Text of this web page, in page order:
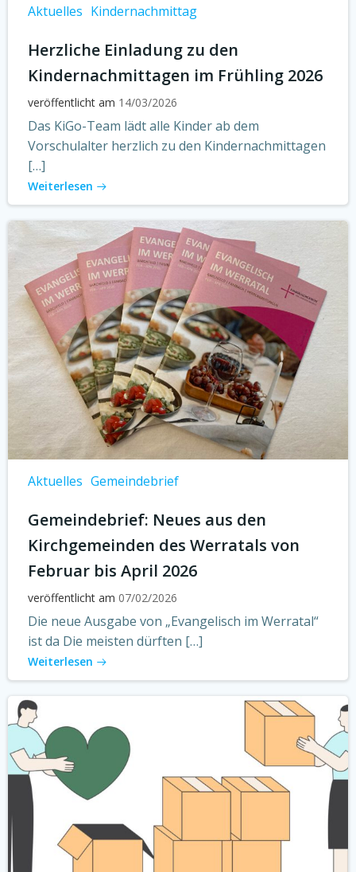
Aktuelles Kindernachmittag
Herzliche Einladung zu den
Kindernachmittagen im Frühling 2026
veröffentlicht am 14/03/2026
Das KiGo-Team lädt alle Kinder ab dem
Vorschulalter herzlich zu den Kindernachmittagen
[…]
Weiterlesen
Aktuelles Gemeindebrief
Gemeindebrief: Neues aus den
Kirchgemeinden des Werratals von
Februar bis April 2026
veröffentlicht am 07/02/2026
Die neue Ausgabe von „Evangelisch im Werratal“
ist da Die meisten dürften […]
Weiterlesen